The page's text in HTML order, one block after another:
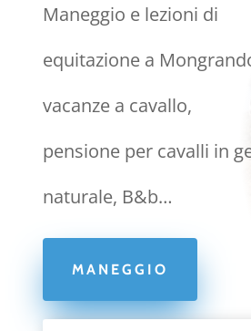
Maneggio e lezioni di
equitazione a
vacanze a cavallo,
pensione per cavalli in
naturale, B&b…
MANEGGIO